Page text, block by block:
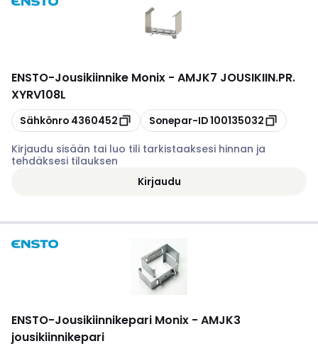
ENSTO-Jousikiinnike Monix - AMJK7 JOUSIKIIN.PR.
XYRV108L
Kopioi
Sähkönro 4360452 Kopioi
Sonepar-ID100135032
Kirjaudu sisään tai luo tili tarkistaaksesi hinnan ja
tehdäksesi tilauksen
Kirjaudu
ENSTO-Jousikiinnikepari Monix - AMJK3
jousikiinnikepari